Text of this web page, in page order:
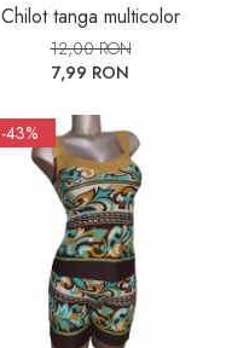
Chilot tanga multicolor
12,00 RON
7,99 RON
-43%